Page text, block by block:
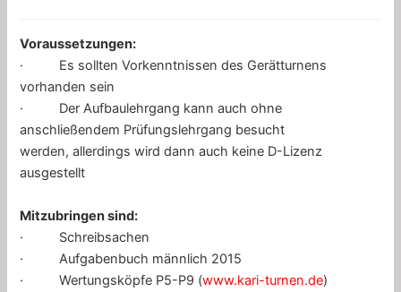
Voraussetzungen:
· Es sollten Vorkenntnissen des Gerätturnens
vorhanden sein
· Der Aufbaulehrgang kann auch ohne
anschließendem Prüfungslehrgang besucht
werden, allerdings wird dann auch keine D-Lizenz
ausgestellt
Mitzubringen sind:
· Schreibsachen
· Aufgabenbuch männlich 2015
· Wertungsköpfe P5-P9 (www.kari-turnen.de)